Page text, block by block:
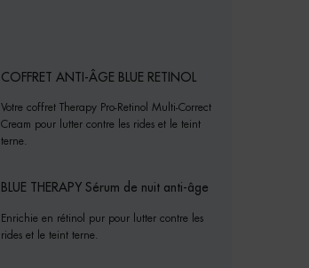
COFFRET ANTI-ÂGE BLUE RETINOL
Votre coffret Therapy Pro-Retinol Multi-Correct
Cream pour lutter contre les rides et le teint
terne.
BLUE THERAPY Sérum de nuit anti-âge
Enrichie en rétinol pur pour lutter contre les
rides et le teint terne.